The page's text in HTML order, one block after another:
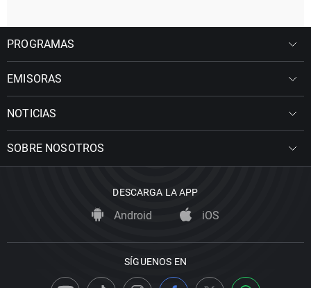
PROGRAMAS
EMISORAS
NOTICIAS
SOBRE NOSOTROS
DESCARGA LA APP
Android iOS
SÍGUENOS EN